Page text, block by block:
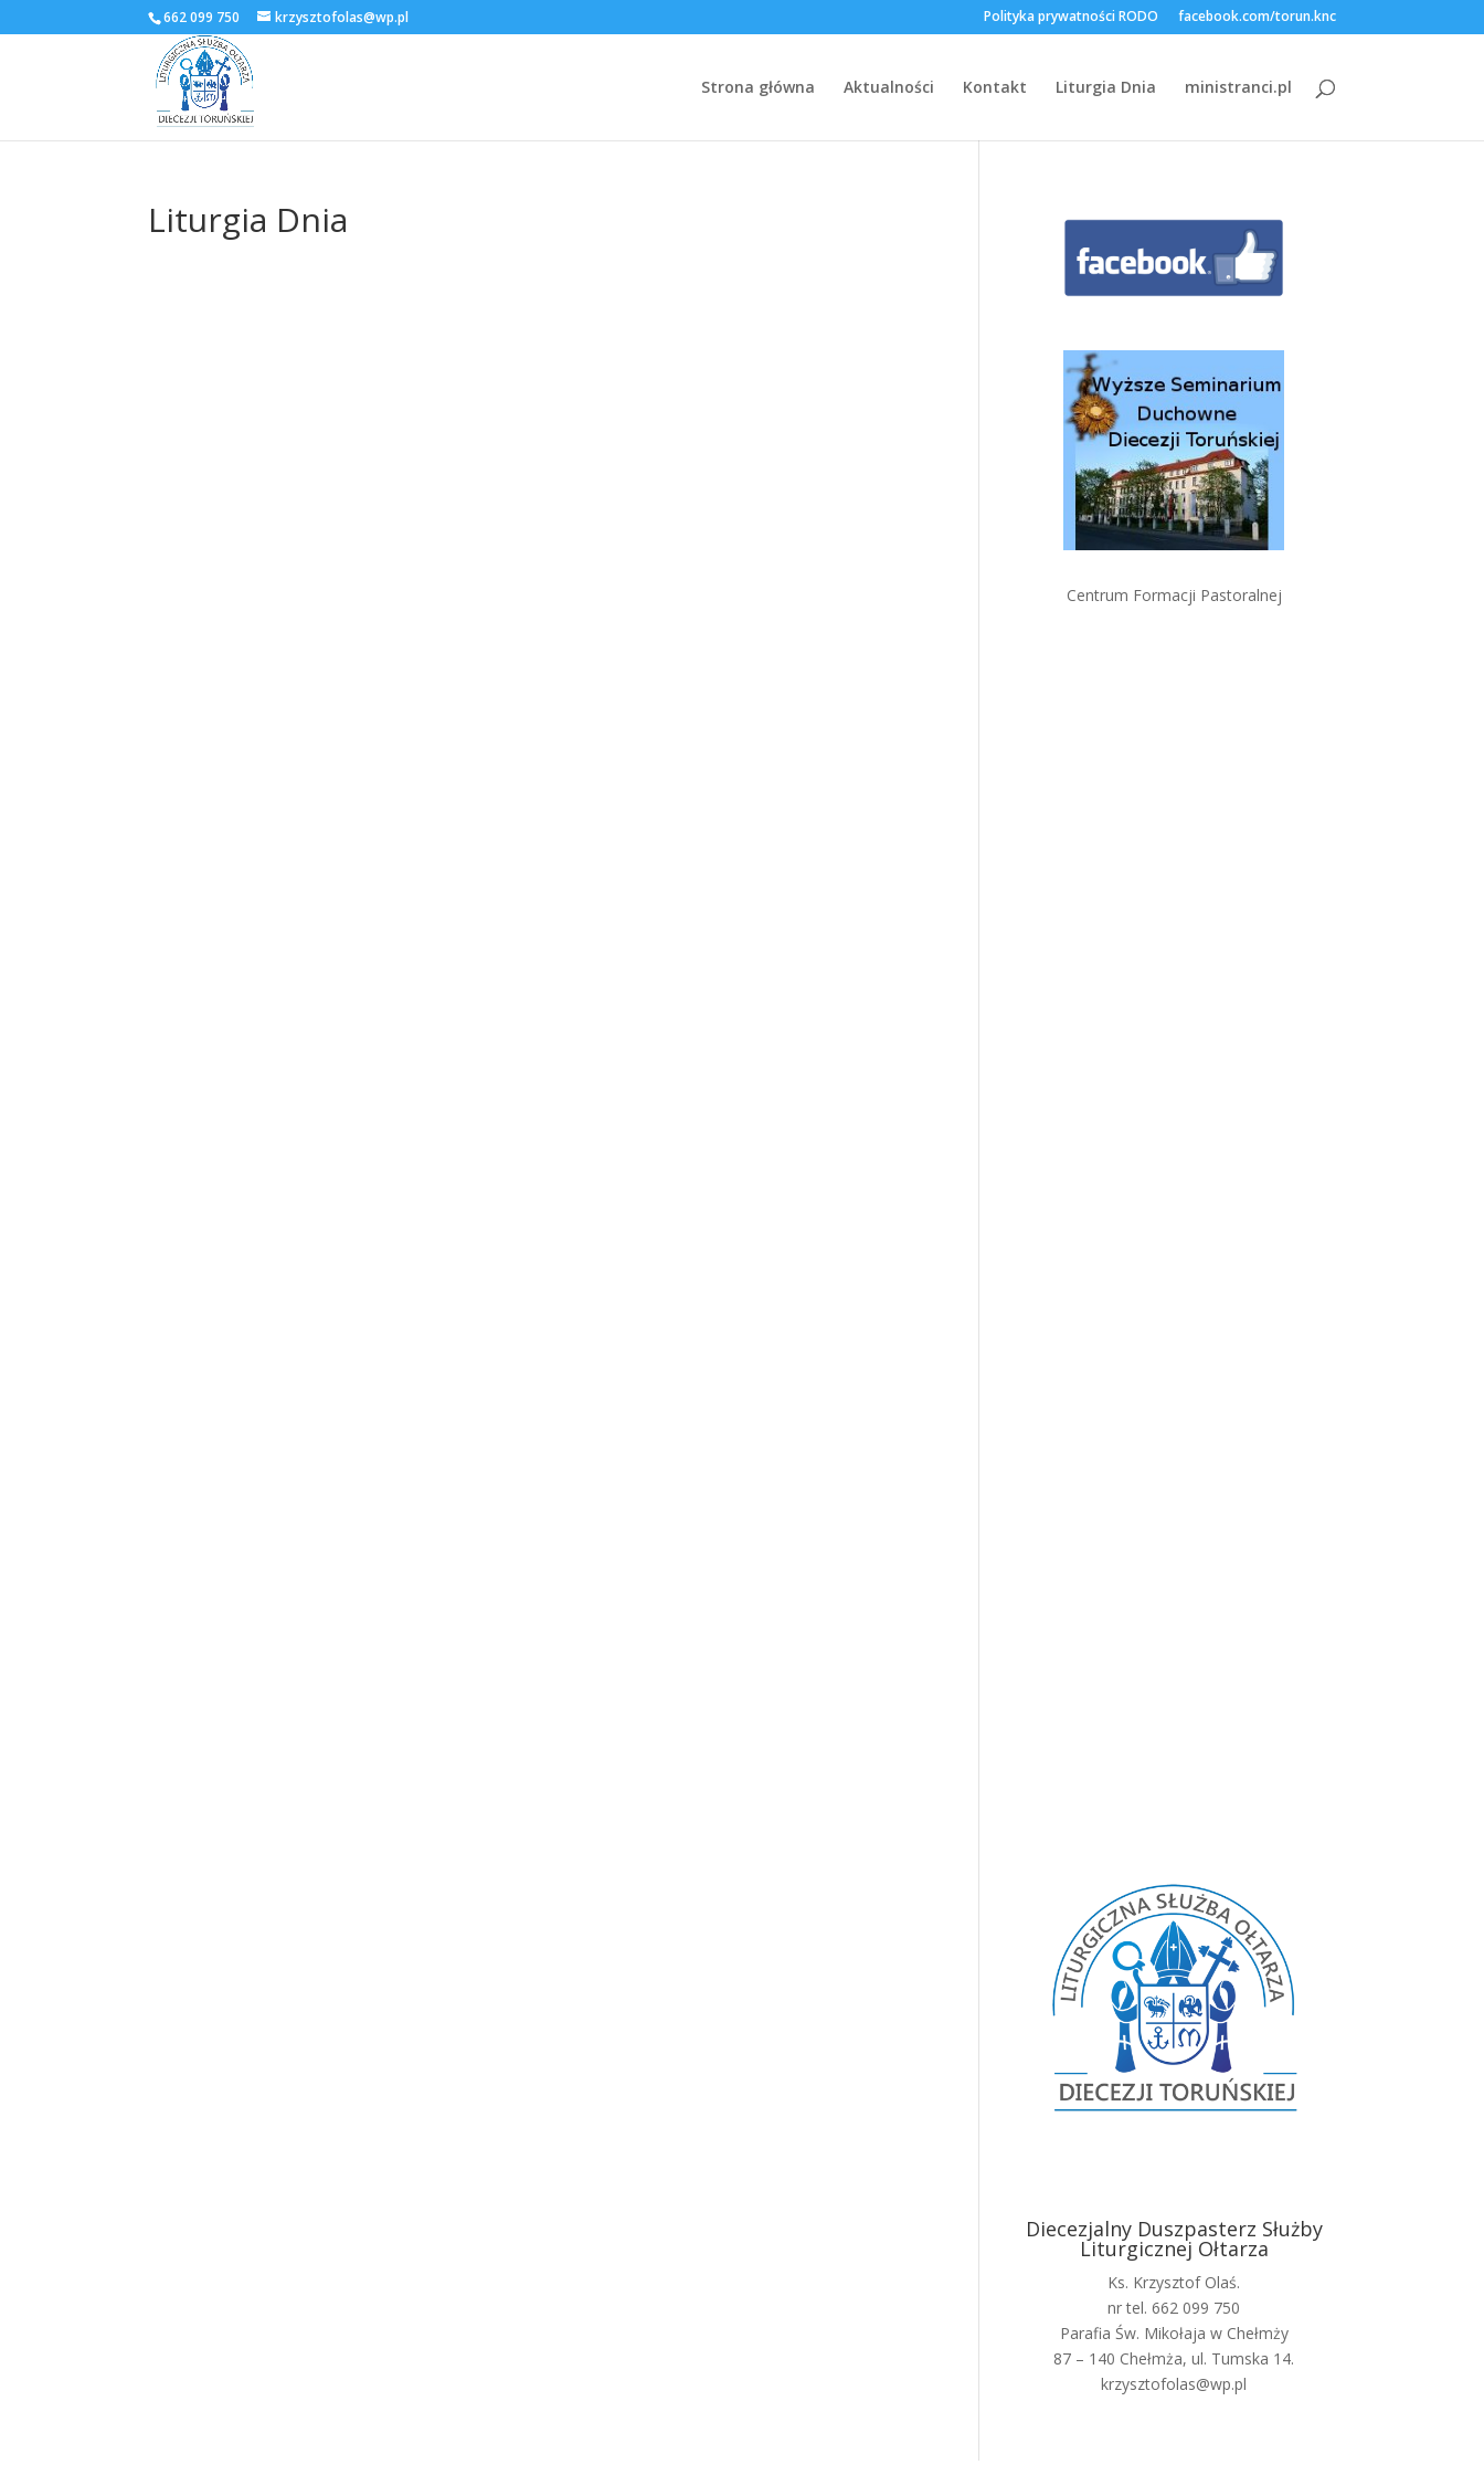
662 099 750 krzysztofolas@wp.pl Polityka prywatności RODO facebook.com/torun.knc
Strona główna Aktualności Kontakt Liturgia Dnia ministranci.pl
Liturgia Dnia
Centrum Formacji Pastoralnej
Diecezjalny Duszpasterz Służby
Liturgicznej Ołtarza
Ks. Krzysztof Olaś.
nr tel. 662 099 750
Parafia Św. Mikołaja w Chełmży
87 – 140 Chełmża, ul. Tumska 14.
krzysztofolas@wp.pl